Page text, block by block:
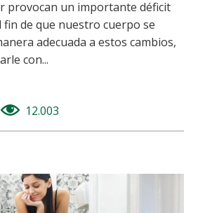
provocan un importante déficit
fin de que nuestro cuerpo se
adecuada a estos cambios,
con...
12.003